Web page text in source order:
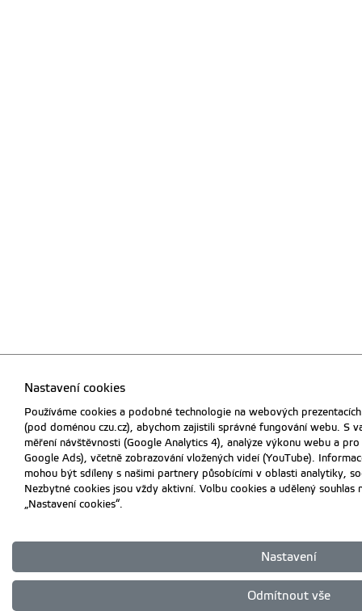
Nastavení cookies
Používáme cookies a podobné technologie na webových
(pod doménou czu.cz), abychom zajistili správné fungování webu. S
měření návštěvnosti (Google Analytics 4), analýze výkonu webu a
Google Ads), včetně zobrazování vložených videí (YouTube).
mohou být sdíleny s našimi partnery působícími v oblasti analytiky,
Nezbytné cookies jsou vždy aktivní. Volbu cookies a udělený
„Nastavení cookies“.
Nastavení
Odmítnout vše